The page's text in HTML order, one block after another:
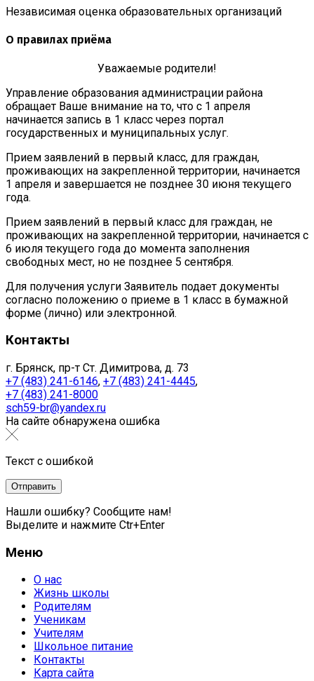
Независимая оценка образовательных организаций
О правилах приёма
Уважаемые родители!
Управление образования администрации района
обращает Ваше внимание на то, что с 1 апреля
начинается запись в 1 класс через портал
государственных и муниципальных услуг.
Прием заявлений в первый класс, для граждан,
проживающих на закрепленной территории, начинается
1 апреля и завершается не позднее 30 июня текущего
года.
Прием заявлений в первый класс для граждан, не
проживающих на закрепленной территории, начинается с
6 июля текущего года до момента заполнения
свободных мест, но не позднее 5 сентября.
Для получения услуги Заявитель подает документы
согласно положению о приеме в 1 класс в бумажной
форме (лично) или электронной.
Контакты
г. Брянск, пр-т Ст. Димитрова, д. 73
+7 (483) 241-6146, +7 (483) 241-4445,
+7 (483) 241-8000
sch59-br@yandex.ru
На сайте обнаружена ошибка
Текст с ошибкой
Нашли ошибку? Сообщите нам!
Выделите и нажмите Ctr+Enter
Меню
О нас
Жизнь школы
Родителям
Ученикам
Учителям
Школьное питание
Контакты
Карта сайта